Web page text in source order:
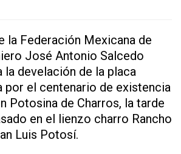
la Federación Mexicana de
José Antonio Salcedo
la develación de la placa
por el centenario de existencia
Potosina de Charros, la tarde
en el lienzo charro Rancho
Luis Potosí.